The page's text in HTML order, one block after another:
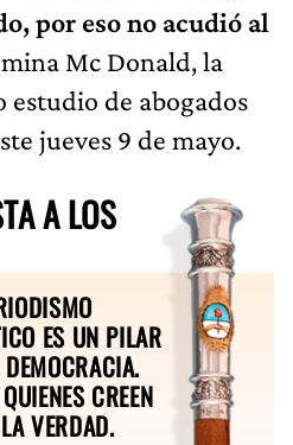
por eso no acudió al
Mc Donald, la
estudio de abogados
jueves 9 de mayo.
A LOS
ES UN PILAR
CREEN
VERDAD.